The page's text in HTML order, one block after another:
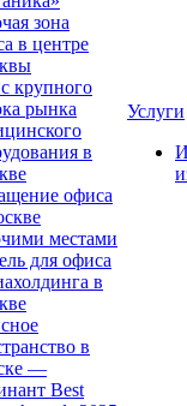
зона
в центре
крупного
рынка
в
офиса
местами
для офиса
в
в
—
Best
Услуги